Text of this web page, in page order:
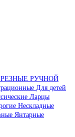
РЕЗНЫЕ РУЧНОЙ
Для детей
Ларцы
Нескладные
Янтарные